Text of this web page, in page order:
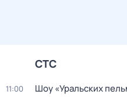
СТС
11:00 Шоу «Уральских